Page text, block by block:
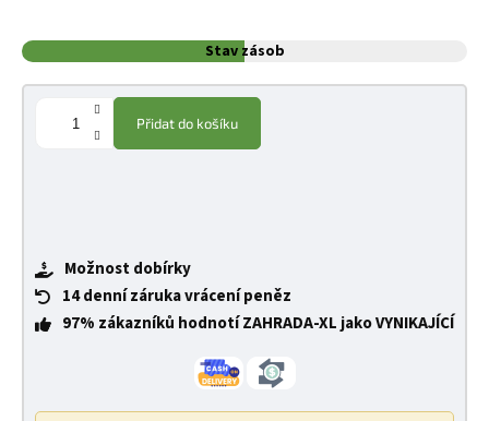
Stav zásob
Přidat do košíku
Možnost dobírky
14 denní záruka vrácení peněz
97% zákazníků hodnotí ZAHRADA-XL jako VYNIKAJÍCÍ